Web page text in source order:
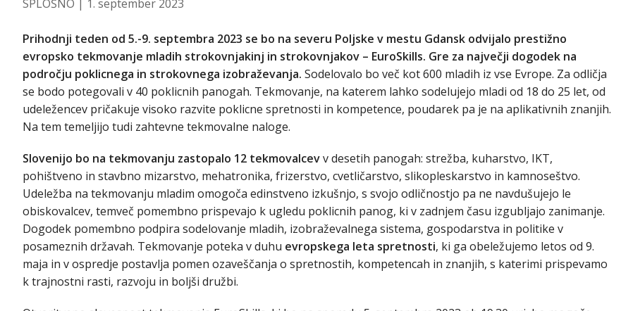
SPLOŠNO | 1. september 2023
Prihodnji teden od 5.-9. septembra 2023 se bo na severu Poljske v mestu Gdansk odvijalo prestižno
evropsko tekmovanje mladih strokovnjakinj in strokovnjakov – EuroSkills. Gre za največji dogodek na
področju poklicnega in strokovnega izobraževanja. Sodelovalo bo več kot 600 mladih iz vse Evrope. Za odličja
se bodo potegovali v 40 poklicnih panogah. Tekmovanje, na katerem lahko sodelujejo mladi od 18 do 25 let, od
udeležencev pričakuje visoko razvite poklicne spretnosti in kompetence, poudarek pa je na aplikativnih znanjih.
Na tem temeljijo tudi zahtevne tekmovalne naloge.
Slovenijo bo na tekmovanju zastopalo 12 tekmovalcevv desetih panogah: strežba, kuharstvo, IKT,
pohištveno in stavbno mizarstvo, mehatronika, frizerstvo, cvetličarstvo, slikopleskarstvo in kamnoseštvo.
Udeležba na tekmovanju mladim omogoča edinstveno izkušnjo, s svojo odličnostjo pa ne navdušujejo le
obiskovalcev, temveč pomembno prispevajo k ugledu poklicnih panog, ki v zadnjem času izgubljajo zanimanje.
Dogodek pomembno podpira sodelovanje mladih, izobraževalnega sistema, gospodarstva in politike v
posameznih državah. Tekmovanje poteka v duhu evropskega leta spretnosti, ki ga obeležujemo letos od 9.
maja in v ospredje postavlja pomen ozaveščanja o spretnostih, kompetencah in znanjih, s katerimi prispevamo
k trajnostni rasti, razvoju in boljši družbi.